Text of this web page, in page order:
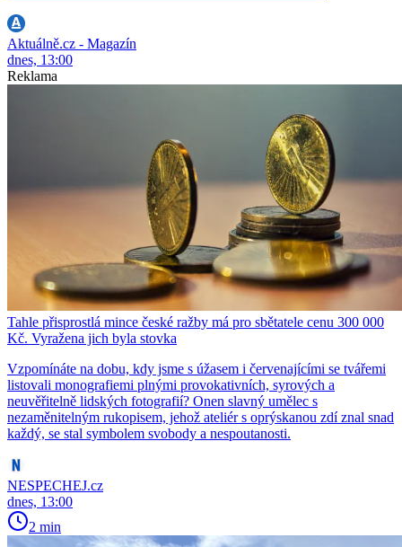
Aktuálně.cz - Magazín
dnes, 13:00
Reklama
Tahle přisprostlá mince české ražby má pro sbětatele cenu 300 000
Kč. Vyražena jich byla stovka
Vzpomínáte na dobu, kdy jsme s úžasem i červenajícími se tvářemi
listovali monografiemi plnými provokativních, syrových a
neuvěřitelně lidských fotografií? Onen slavný umělec s
nezaměnitelným rukopisem, jehož ateliér s oprýskanou zdí znal snad
každý, se stal symbolem svobody a nespoutanosti.
NESPECHEJ.cz
dnes, 13:00
2 min